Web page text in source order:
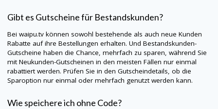
Gibt es Gutscheine für Bestandskunden?
Bei waipu.tv können sowohl bestehende als auch neue Kunden
Rabatte auf ihre Bestellungen erhalten. Und Bestandskunden-
Gutscheine haben die Chance, mehrfach zu sparen, während Sie
mit Neukunden-Gutscheinen in den meisten Fällen nur einmal
rabattiert werden. Prüfen Sie in den Gutscheindetails, ob die
Sparoption nur einmal oder mehrfach genutzt werden kann.
Wie speichere ich ohne Code?